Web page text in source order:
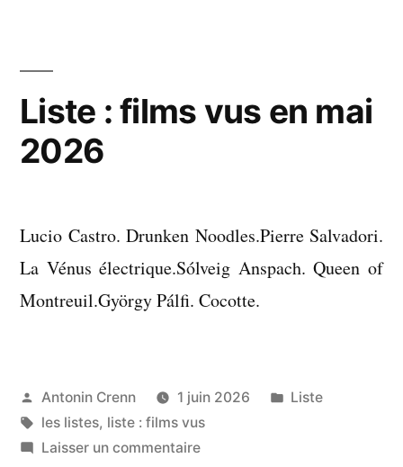
2026
Liste : films vus en mai
2026
Lucio Castro. Drunken Noodles.Pierre Salvadori.
La Vénus électrique.Sólveig Anspach. Queen of
Montreuil.György Pálfi. Cocotte.
Publié
par
Antonin Crenn 1 juin 2026
Publié
Liste
Étiquettes :
les listes, liste : films vus
Laisser un commentairesur